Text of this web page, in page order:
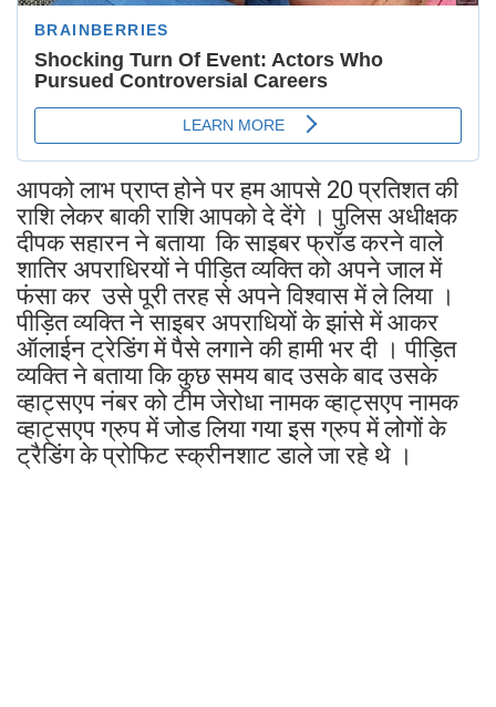
आपको लाभ प्राप्त होने पर हम आपसे 20 प्रतिशत की
राशि लेकर बाकी राशि आपको दे देंगे । पुलिस अधीक्षक
दीपक सहारन ने बताया कि साइबर फ्रॉड करने वाले
शातिर अपराधिरयों ने पीड़ित व्यक्ति को अपने जाल में
फंसा कर उसे पूरी तरह से अपने विश्वास में ले लिया ।
पीड़ित व्यक्ति ने साइबर अपराधियों के झांसे में आकर
ऑलाईन ट्रेडिंग में पैसे लगाने की हामी भर दी । पीड़ित
व्यक्ति ने बताया कि कुछ समय बाद उसके बाद उसके
व्हाट्सएप नंबर को टीम जेरोधा नामक व्हाट्सएप नामक
व्हाट्सएप ग्रुप में जोड लिया गया इस ग्रुप में लोगों के
ट्रैडिंग के प्रोफिट स्क्रीनशाट डाले जा रहे थे ।